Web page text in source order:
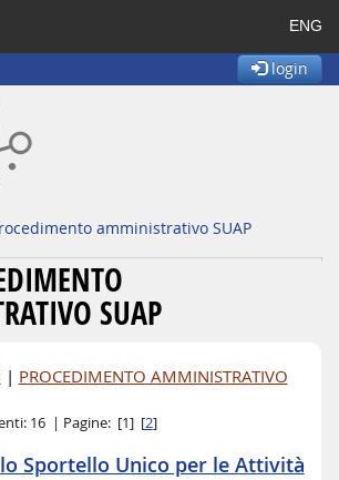
ENG
login
amministrativo SUAP
SUAP
| PROCEDIMENTO AMMINISTRATIVO
16 | Pagine: [1] [2]
Sportello Unico per le Attività